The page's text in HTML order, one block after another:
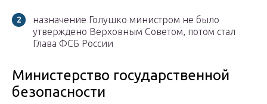
назначение Голушко министром не было
утверждено Верховным Советом, потом стал
Глава ФСБ России
Министерство государственной
безопасности